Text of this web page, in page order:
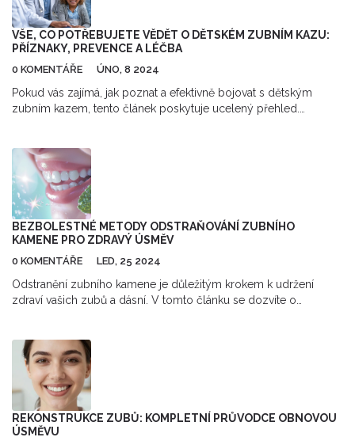
VŠE, CO POTŘEBUJETE VĚDĚT O DĚTSKÉM ZUBNÍM KAZU:
PŘÍZNAKY, PREVENCE A LÉČBA
0 KOMENTÁŘE ÚNO, 8 2024
Pokud vás zajímá, jak poznat a efektivně bojovat s dětským
zubním kazem, tento článek poskytuje ucelený přehled.
nejúčinnější metody léčby. Vyzbrojte se důležitými informacemi
a udržte zuby vašich dětí zdravé.
BEZBOLESTNÉ METODY ODSTRAŇOVÁNÍ ZUBNÍHO
KAMENE PRO ZDRAVÝ ÚSMĚV
0 KOMENTÁŘE LED, 25 2024
Odstranění zubního kamene je důležitým krokem k udržení
zdraví vašich zubů a dásní. V tomto článku se dozvíte o
předcházet tvorbě zubního kamene a jaké existují moderní
technologie pro jeho odstranění bez nepříjemných pocitů.
REKONSTRUKCE ZUBŮ: KOMPLETNÍ PRŮVODCE OBNOVOU
ÚSMĚVU